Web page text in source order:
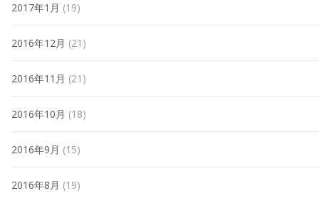
2017年1月 (19)
2016年12月 (21)
2016年11月 (21)
2016年10月 (18)
2016年9月 (15)
2016年8月 (19)